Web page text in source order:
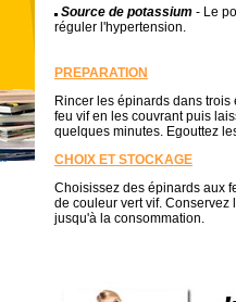
Source de potassium - Le
réguler l'hypertension.
PREPARATION
Rincer les épinards dans trois
feu vif en les couvrant puis
quelques minutes. Egouttez
CHOIX ET STOCKAGE
Choisissez des épinards aux
de couleur vert vif. Conservez
jusqu'à la consommation.